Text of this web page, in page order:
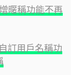
暱稱功能不再
訂用戶名稱功